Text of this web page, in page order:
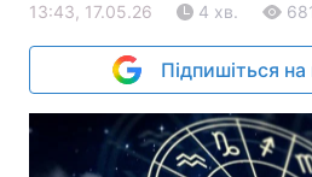
13:43, 17.05.26 4 хв.
Підпишіться